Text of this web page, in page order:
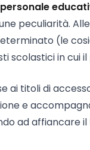
peculiarità.
(le
scolastici in cui
ai titoli di
e
ad affiancare